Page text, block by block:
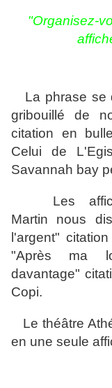
"Organisez-
La phrase se
gribouillé de
citation en
Celui de
Savannah bay
Les
Martin nous
l'argent"
"Après ma
davantage"
Copi.
Le théâtre
en une seule